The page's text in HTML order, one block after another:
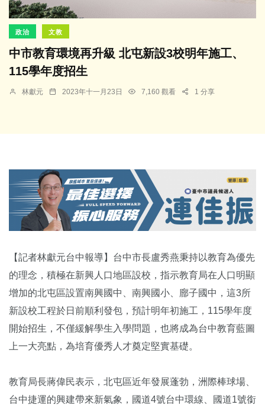
政治 文教
中市教育環境再升級 北屯新設3校明年施工、
115學年度招生
林獻元 2023年十一月23日 7,160 觀看 1 分享
【記者林獻元台中報導】台中市長盧秀燕秉持以教育為優先
的理念，積極在新興人口地區設校，指示教育局在人口明顯
增加的北屯區設置南興國中、南興國小、廍子國中，這3所
新設校工程於日前順利發包，預計明年初施工，115學年度
開始招生，不僅緩解學生入學問題，也將成為台中教育藍圖
上一大亮點，為培育優秀人才奠定堅實基礎。
教育局長蔣偉民表示，北屯區近年發展蓬勃，洲際棒球場、
台中捷運的興建帶來新氣象，國道4號台中環線、國道1號銜